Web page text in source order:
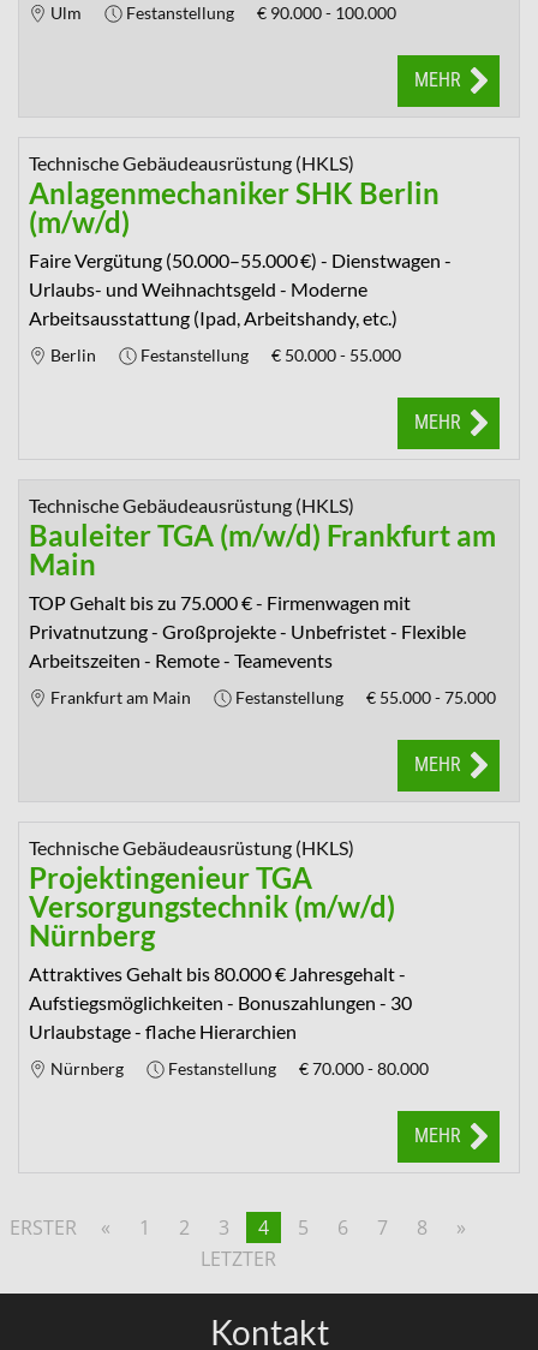
Ulm Festanstellung € 90.000 - 100.000
MEHR
Technische Gebäudeausrüstung (HKLS)
Anlagenmechaniker SHK Berlin
(m/w/d)
Faire Vergütung (50.000–55.000 €) - Dienstwagen -
Urlaubs- und Weihnachtsgeld - Moderne
Arbeitsausstattung (Ipad, Arbeitshandy, etc.)
Berlin Festanstellung € 50.000 - 55.000
MEHR
Technische Gebäudeausrüstung (HKLS)
Bauleiter TGA (m/w/d) Frankfurt am
Main
TOP Gehalt bis zu 75.000 € - Firmenwagen mit
Privatnutzung - Großprojekte - Unbefristet - Flexible
Arbeitszeiten - Remote - Teamevents
Frankfurt am Main Festanstellung € 55.000 - 75.000
MEHR
Technische Gebäudeausrüstung (HKLS)
Projektingenieur TGA
Versorgungstechnik (m/w/d)
Nürnberg
Attraktives Gehalt bis 80.000 € Jahresgehalt -
Aufstiegsmöglichkeiten - Bonuszahlungen - 30
Urlaubstage - flache Hierarchien
Nürnberg Festanstellung €70.000 - 80.000
MEHR
ERSTER « 1 2 3 4 5 6 7 8
»
LETZTER
Kontakt